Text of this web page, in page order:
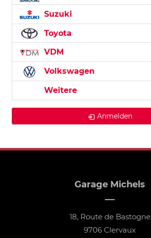
Suzuki
Toyota
VDM
Volkswagen
Weitere
Anmelden
Garage Michels
18, Route de Bastogne
9706 Clervaux